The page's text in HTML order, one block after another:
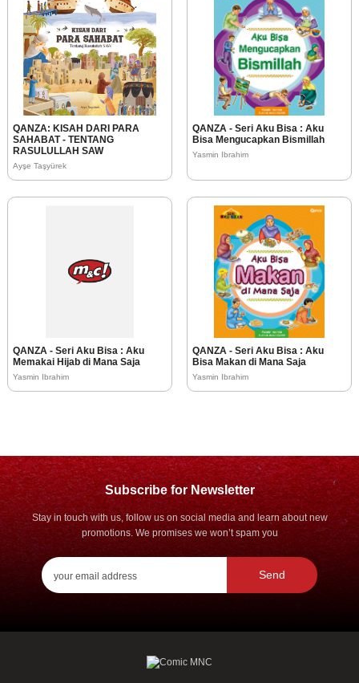
QANZA: KISAH DARI PARA
SAHABAT - TENTANG
RASULULLAH SAW
Ayşe Taşyürek
QANZA - Seri Aku Bisa : Aku
Bisa Mengucapkan Bismillah
Yasmin Ibrahim
QANZA - Seri Aku Bisa : Aku
Memakai Hijab di Mana Saja
Yasmin Ibrahim
QANZA - Seri Aku Bisa : Aku
Bisa Makan di Mana Saja
Yasmin Ibrahim
Subscribe for Newsletter
Stay in touch with us, follow us on social media and learn about new
promotions. We promises we won’t spam you
Send